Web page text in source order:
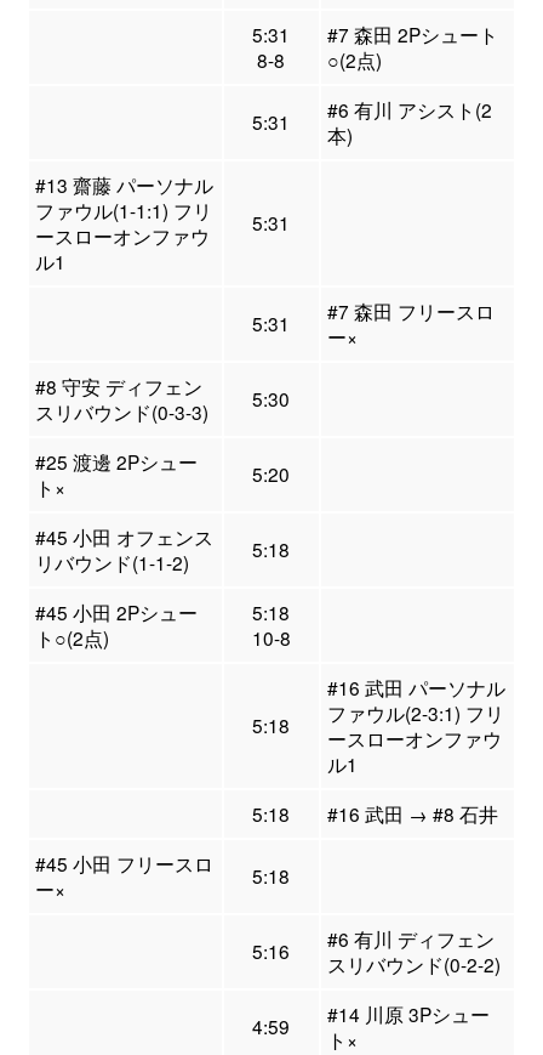
5:31
8-8
#7 森田 2Pシュート
○(2点)
5:31
#6 有川 アシスト(2
本)
#13 齋藤 パーソナル
ファウル(1-1:1) フリ
ースローオンファウ
ル1
5:31
5:31
#7 森田 フリースロ
ー×
#8 守安 ディフェン
スリバウンド(0-3-3)
5:30
#25 渡邊 2Pシュー
ト×
5:20
#45 小田 オフェンス
リバウンド(1-1-2)
5:18
#45 小田 2Pシュー
ト○(2点)
5:18
10-8
5:18
#16 武田 パーソナル
ファウル(2-3:1) フリ
ースローオンファウ
ル1
5:18
#16 武田 → #8 石井
#45 小田 フリースロ
ー×
5:18
5:16
#6 有川 ディフェン
スリバウンド(0-2-2)
4:59
#14 川原 3Pシュー
ト×